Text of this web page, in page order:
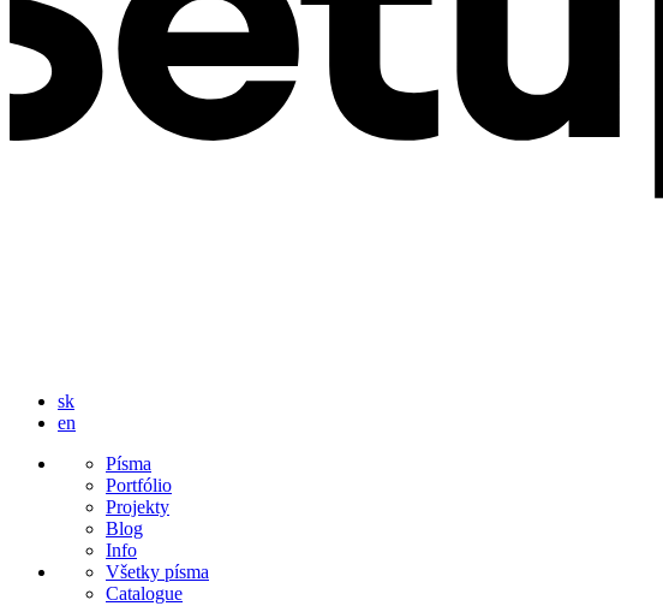
sk
en
Písma
Portfólio
Projekty
Blog
Info
Všetky písma
Catalogue